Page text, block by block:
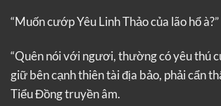
“Muốn cướp Yêu Linh Thảo của lão hổ à?”
“Quên nói với ngươi, thường có yêu thú
giữ bên cạnh thiên tài địa bảo, phải cẩn
Tiểu Đồng truyền âm.